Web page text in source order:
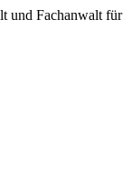
und Fachanwalt für